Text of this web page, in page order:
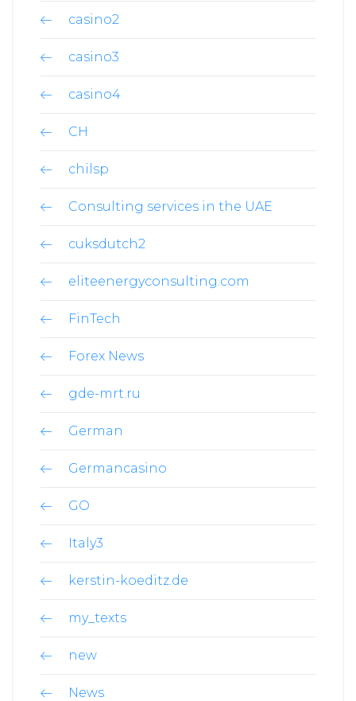
casino2
casino3
casino4
CH
chilsp
Consulting services in the UAE
cuksdutch2
eliteenergyconsulting.com
FinTech
Forex News
gde-mrt.ru
German
Germancasino
GO
Italy3
kerstin-koeditz.de
my_texts
new
News